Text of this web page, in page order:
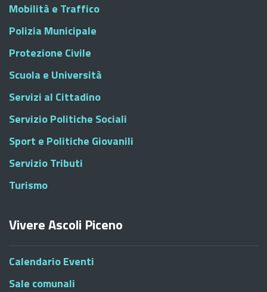
Mobilità e Traffico
Polizia Municipale
Protezione Civile
Scuola e Università
Servizi al Cittadino
Servizio Politiche Sociali
Sport e Politiche Giovanili
Servizio Tributi
Turismo
Vivere Ascoli Piceno
Calendario Eventi
Sale comunali